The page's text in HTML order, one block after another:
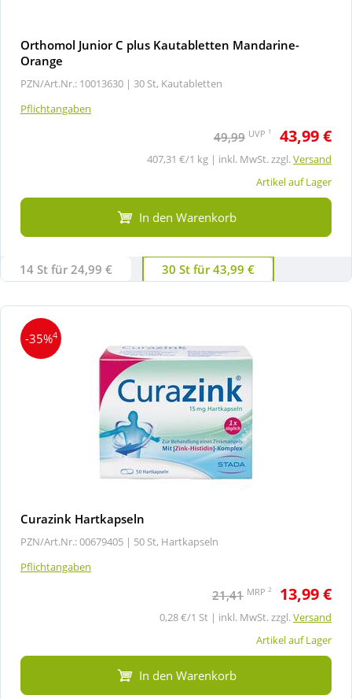
Orthomol Junior C plus Kautabletten Mandarine-
Orange
PZN/Art.Nr.: 10013630 | 30 St, Kautabletten
Pflichtangaben
49,99 UVP 1 43,99 €
407,31 €/1 kg | inkl. MwSt. zzgl.Versand
Artikel auf Lager
In den Warenkorb
14 St für 24,99 € 30 St für 43,99 €
-35%4
Curazink Hartkapseln
PZN/Art.Nr.: 00679405 | 50 St, Hartkapseln
Pflichtangaben
21,41 MRP 2 13,99 €
0,28 €/1 St | inkl. MwSt. zzgl.Versand
Artikel auf Lager
In den Warenkorb